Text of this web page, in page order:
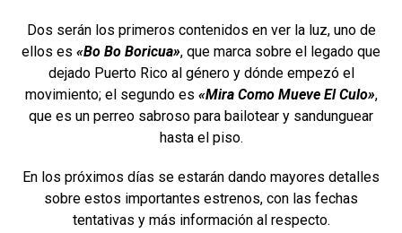
Dos serán los primeros contenidos en ver la luz, uno de
ellos es «Bo Bo Boricua», que marca sobre el legado que
dejado Puerto Rico al género y dónde empezó el
movimiento; el segundo es «Mira Como Mueve El Culo»,
que es un perreo sabroso para bailotear y sandunguear
hasta el piso.
En los próximos días se estarán dando mayores detalles
sobre estos importantes estrenos, con las fechas
tentativas y más información al respecto.